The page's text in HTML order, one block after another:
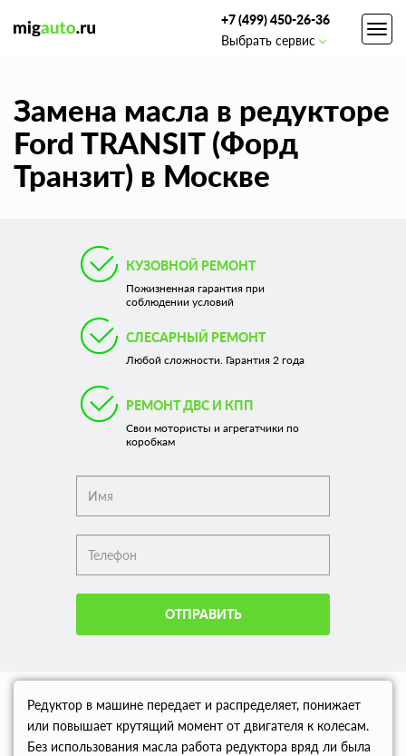
+7 (499) 450-26-36
Выбрать сервис
Замена масла в редукторе
Ford TRANSIT (Форд
Транзит) в Москве
КУЗОВНОЙ РЕМОНТ
Пожизненная гарантия при
соблюдении условий
СЛЕСАРНЫЙ РЕМОНТ
Любой сложности. Гарантия 2 года
РЕМОНТ ДВС И КПП
Свои мотористы и агрегатчики по
коробкам
ОТПРАВИТЬ
Редуктор в машине передает и распределяет, понижает
или повышает крутящий момент от двигателя к колесам.
Без использования масла работа редуктора вряд ли была